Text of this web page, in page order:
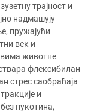
трајност и
надмашују
пружајући
век и
животне
флексибилан
стрес саобраћаја
и
пукотина,